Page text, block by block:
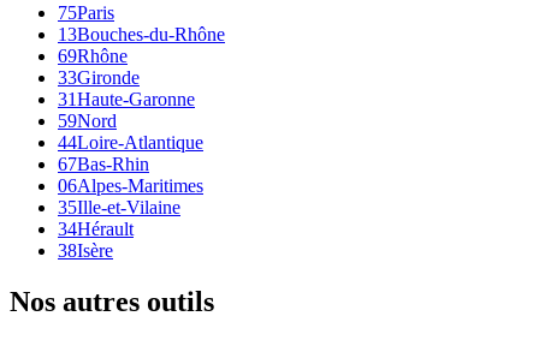
75Paris
13Bouches-du-Rhône
69Rhône
33Gironde
31Haute-Garonne
59Nord
44Loire-Atlantique
67Bas-Rhin
06Alpes-Maritimes
35Ille-et-Vilaine
34Hérault
38Isère
Nos autres outils